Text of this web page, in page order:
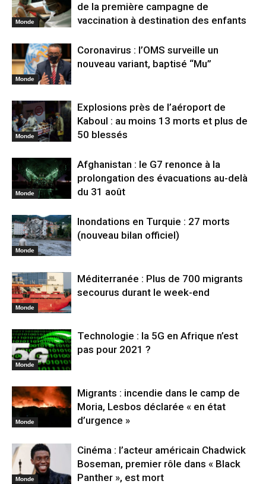
Monde
de la première campagne de
vaccination à destination des enfants
Monde
Coronavirus : l’OMS surveille un
nouveau variant, baptisé “Mu”
Monde
Explosions près de l’aéroport de
Kaboul : au moins 13 morts et plus de
50 blessés
Monde
Afghanistan : le G7 renonce à la
prolongation des évacuations au-delà
du 31 août
Monde
Inondations en Turquie : 27 morts
(nouveau bilan officiel)
Monde
Méditerranée : Plus de 700 migrants
secourus durant le week-end
Monde
Technologie : la 5G en Afrique n’est
pas pour 2021 ?
Monde
Migrants : incendie dans le camp de
Moria, Lesbos déclarée « en état
d’urgence »
Monde
Cinéma : l’acteur américain Chadwick
Boseman, premier rôle dans « Black
Panther », est mort